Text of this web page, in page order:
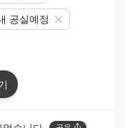
공실예정